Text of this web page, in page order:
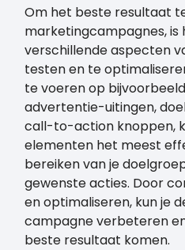
Om het beste resultaat
marketingcampagnes, is
verschillende aspecten
testen en te
te voeren op
advertentie-uitingen,
call-to-action knoppen,
elementen het meest
bereiken van je
gewenste acties. Door
en optimaliseren, kun je
campagne verbeteren
beste resultaat komen.